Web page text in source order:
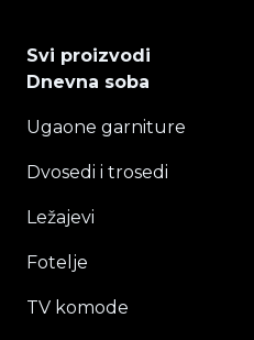
Svi proizvodi
Dnevna soba
Ugaone garniture
Dvosedi i trosedi
Ležajevi
Fotelje
TV komode